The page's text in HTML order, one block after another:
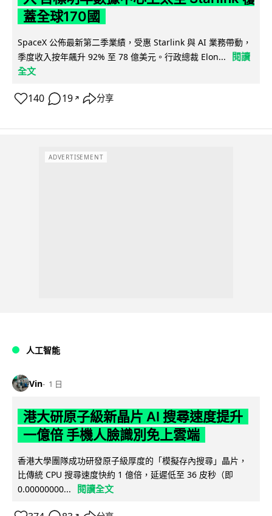
蓋全球170國
SpaceX 公佈最新第二季業績，受惠 Starlink 與 AI 業務帶動，
季度收入按年飆升 92% 至 78 億美元。行政總裁 Elon...
閱讀
全文
140 19 ↗ 分享
ADVERTISEMENT
人工智能
Vin 1 日
港大研原子級新晶片 AI 搜尋速度提升
一億倍 手機人臉識別免上雲端
香港大學團隊成功研發原子級厚度的「模擬存內搜尋」晶片，
比傳統 CPU 搜尋速度快約 1 億倍，延遲低至 36 皮秒（即
0.00000000...
閱讀全文